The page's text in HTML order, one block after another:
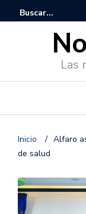
Las
Inicio / Alfaro
de salud